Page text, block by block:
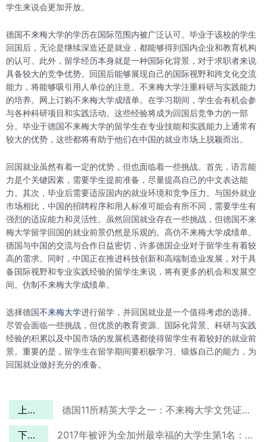
学生来说会更加开放。
德国不来梅大学的学历在国际范围内被广泛认可。毕业于该校的学生
回国后，无论是继续深造还是就业，都能够得到国内企业和教育机构
的认可。此外，留学经历本身就是一种国际化背景，对于求职者来说
具备较大的竞争优势。回国后能够展现自己的国际视野和跨文化交流
能力，将能够吸引用人单位的注意。不来梅大学注重科研与实践能力
的培养。网上订购不来梅大学成绩单。在学习期间，学生会有机会参
与各种科研项目和实践活动。这些经验将成为回国后竞争力的一部
分。毕业于德国不来梅大学的留学生在专业技能和实践能力上通常有
较大的优势，这些都将有助于他们在中国的就业市场上脱颖而出。
回国就业虽然有着一定的优势，但也面临着一些挑战。首先，语言能
力是个关键因素，需要学生提前准备，尽量提高自己的中文表达能
力。其次，毕业后需要适应国内的就业环境和竞争压力。与国外就业
市场相比，中国的招聘程序和用人标准可能会有所不同，需要学生有
强烈的适应能力和灵活性。虽然回国就业存在一些挑战，但德国不来
梅大学留学回国的就业前景仍然是乐观的。高仿不来梅大学成绩单。
德国与中国的交流与合作日益密切，许多德国企业对于留学生有着较
高的需求。同时，中国正在推进科技创新和高端制造业发展，对于具
备国际视野和专业实践经验的留学生来说，将有更多的机会和发展空
间。仿制不来梅大学成绩单。
选择德国不来梅大学进行留学，并回国就业是一个值得考虑的选择。
尽管会面临一些挑战，但优质的教育资源、国际化背景、科研与实践
经验的积累以及中国市场的发展机遇都使得留学生有着较好的就业前
景。重要的是，留学生在留学期间要积极学习、锻炼自己的能力，为
回国就业做好充分的准备。
上一篇 德国11所精英大学之一：不来梅大学文凭证书定制
下一篇 2017年被评为全加州最幸福的大学生第1名：UCSB成绩单定制